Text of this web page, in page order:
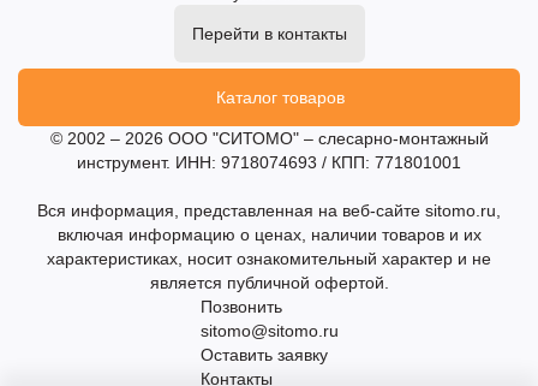
Перейти в контакты
Каталог товаров
© 2002 – 2026 ООО "СИТОМО" – слесарно-монтажный
инструмент. ИНН: 9718074693 / КПП: 771801001
Вся информация, представленная на веб-сайте sitomo.ru,
включая информацию о ценах, наличии товаров и их
характеристиках, носит ознакомительный характер и не
является публичной офертой.
Позвонить
sitomo@sitomo.ru
Оставить заявку
Контакты